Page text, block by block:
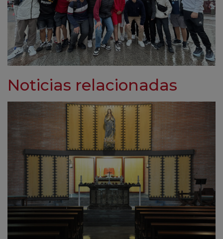
Noticias relacionadas